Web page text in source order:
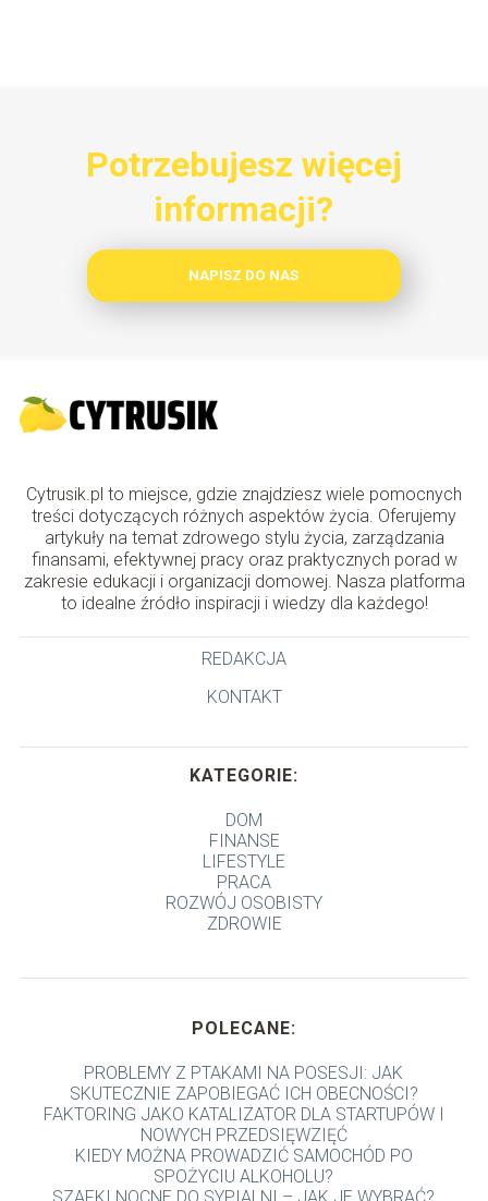
Potrzebujesz więcej
informacji?
NAPISZ DO NAS
Cytrusik.pl to miejsce, gdzie znajdziesz wiele pomocnych
treści dotyczących różnych aspektów życia. Oferujemy
artykuły na temat zdrowego stylu życia, zarządzania
finansami, efektywnej pracy oraz praktycznych porad w
zakresie edukacji i organizacji domowej. Nasza platforma
to idealne źródło inspiracji i wiedzy dla każdego!
REDAKCJA
KONTAKT
KATEGORIE:
DOM
FINANSE
LIFESTYLE
PRACA
ROZWÓJ OSOBISTY
ZDROWIE
POLECANE:
PROBLEMY Z PTAKAMI NA POSESJI: JAK
SKUTECZNIE ZAPOBIEGAĆ ICH OBECNOŚCI?
FAKTORING JAKO KATALIZATOR DLA STARTUPÓW I
NOWYCH PRZEDSIĘWZIĘĆ
KIEDY MOŻNA PROWADZIĆ SAMOCHÓD PO
SPOŻYCIU ALKOHOLU?